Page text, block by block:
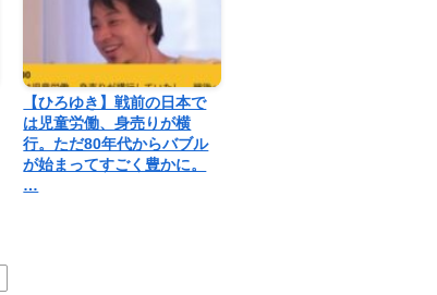
【ひろゆき】戦前の日本で
は児童労働、身売りが横
行。ただ80年代からバブル
が始まってすごく豊かに。
…